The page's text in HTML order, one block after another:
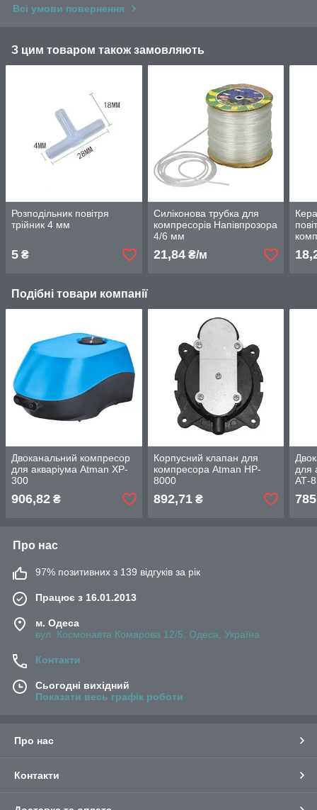
Всі умови повернення
З цим товаром також замовляють
Розподільник повітря
трійник 4 мм
5 ₴
Силіконова трубка для
компресорів Напівпрозора
4/6 мм
21,84₴/м
Подібні товари компанії
Двоканальний компресор
для акваріума Atman XP-
300
906,82 ₴
Корпусний клапан для
компресора Atman HP-
8000
892,71₴
для
АТ-
Про нас
97% позитивних з 139 відгуків за рік
Працює з 16.01.2013
м. Одеса
вул. Космонавта Комарова 12/5, Одеса, Україна
Контакти
Сьогодні вихідний
Показати весь графік роботи
Про нас
Контакти